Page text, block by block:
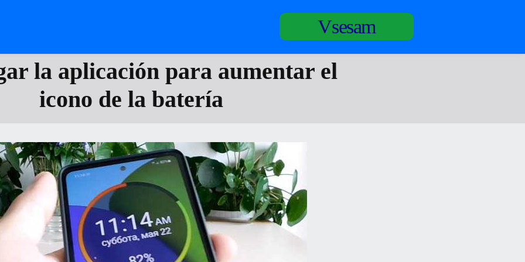
Vsesam
la aplicación para aumentar el
icono de la batería